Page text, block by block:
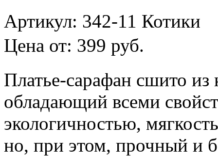
Артикул: 342-11 Котики
Цена от: 399 руб.
Платье-сарафан сшито из
обладающий всеми
экологичностью,
но, при этом, прочный и